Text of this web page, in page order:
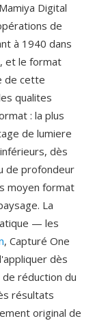
Digital
de
à 1940 dans
et le format
de cette
qualites
: la plus
de lumiere
dès
de profondeur
moyen format
La
— les
, Capturé One
dès
réduction du
résultats
original de